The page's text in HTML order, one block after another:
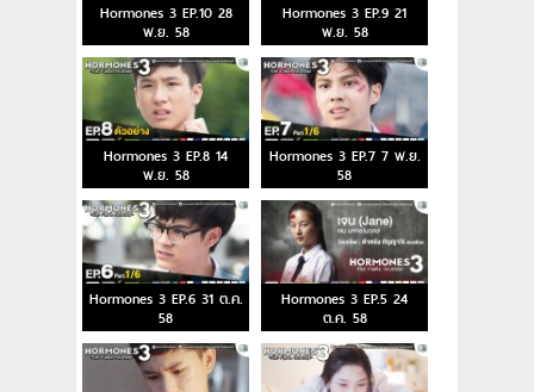
Hormones 3 EP.10 28
พ.ย. 58
Hormones 3 EP.9 21
พ.ย. 58
Hormones 3 EP.8 14
พ.ย. 58
Hormones 3 EP.7 7 พ.ย.
58
Hormones 3 EP.6 31 ต.ค.
58
Hormones 3 EP.5 24
ต.ค. 58